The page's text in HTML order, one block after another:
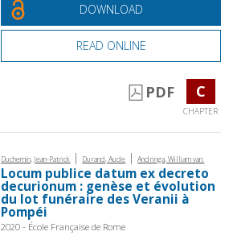
DOWNLOAD
READ ONLINE
PDF C
CHAPTER
Duchemin, Jean-Patrick | Durand, Aude | Andringa, William van.
Locum publice datum ex decreto
decurionum : genèse et évolution
du lot funéraire des Veranii à
Pompéi
2020 - École Française de Rome